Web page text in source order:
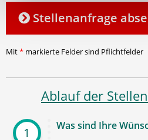
Stellenanfrage
Mit* markierte Felder sind Pflichtfelder
Ablauf der
1 Was sind Ihre